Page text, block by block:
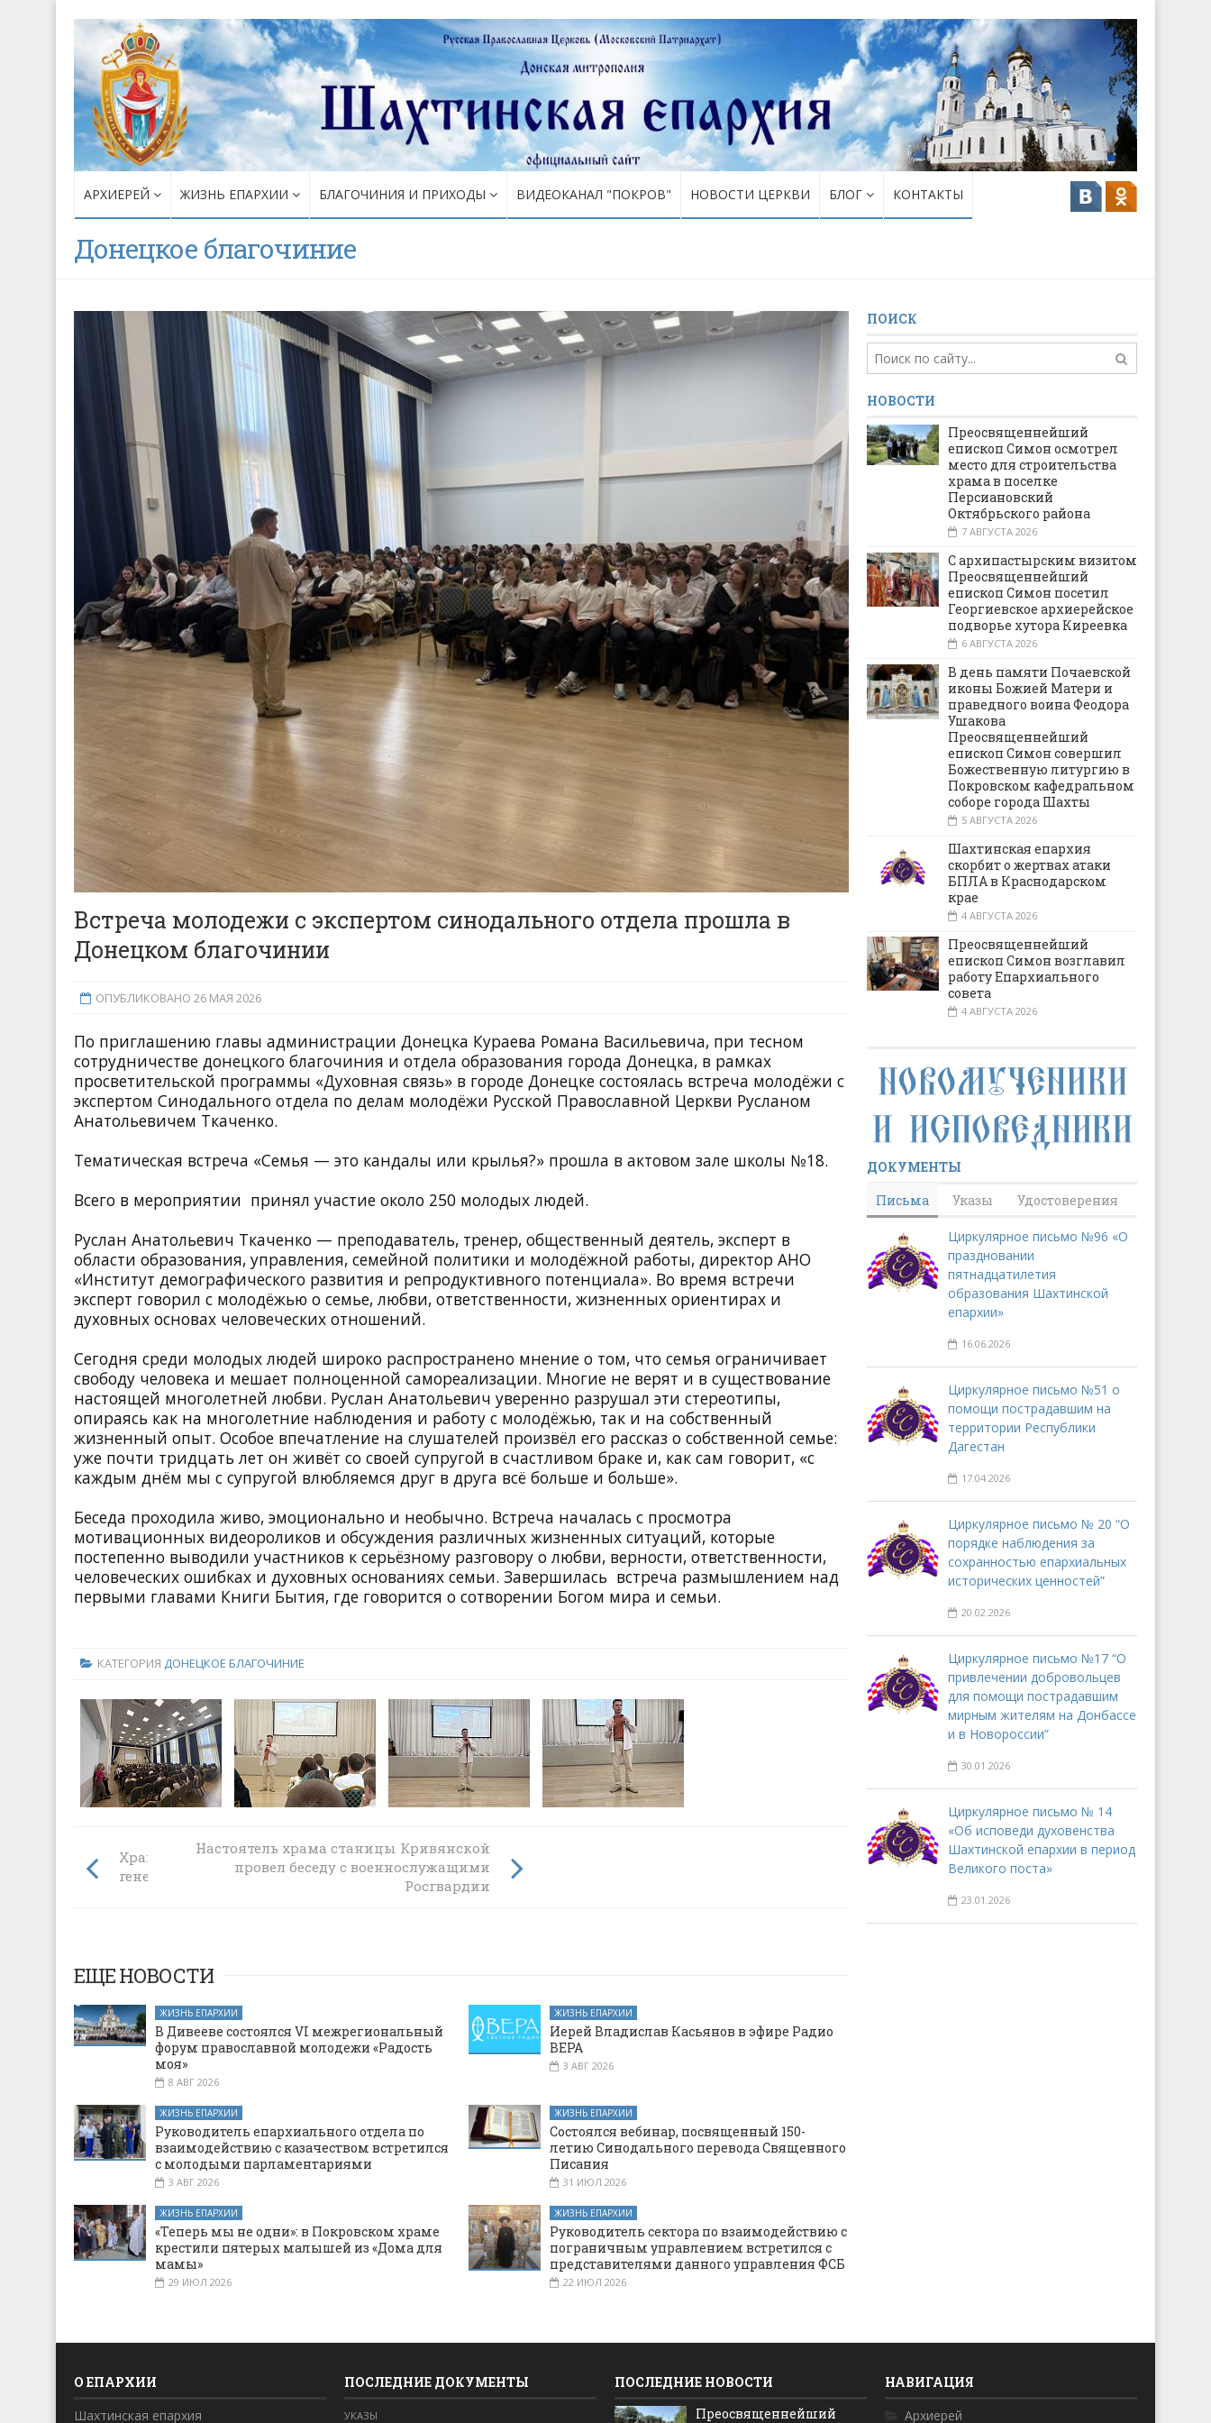
АРХИЕРЕЙ ЖИЗНЬ ЕПАРХИИ БЛАГОЧИНИЯ И ПРИХОДЫ ВИДЕОКАНАЛ "ПОКРОВ" НОВОСТИ ЦЕРКВИ БЛОГ КОНТАКТЫ
Донецкое благочиние
Встреча молодежи с экспертом синодального отдела прошла в
Донецком благочинии
ОПУБЛИКОВАНО 26 МАЯ 2026
По приглашению главы администрации Донецка Кураева Романа Васильевича, при тесном
сотрудничестве донецкого благочиния и отдела образования города Донецка, в рамках
просветительской программы «Духовная связь» в городе Донецке состоялась встреча молодёжи с
экспертом Синодального отдела по делам молодёжи Русской Православной Церкви Русланом
Анатольевичем Ткаченко.
Тематическая встреча «Семья — это кандалы или крылья?» прошла в актовом зале школы №18.
Всего в мероприятии принял участие около 250 молодых людей.
Руслан Анатольевич Ткаченко — преподаватель, тренер, общественный деятель, эксперт в
области образования, управления, семейной политики и молодёжной работы, директор АНО
«Институт демографического развития и репродуктивного потенциала». Во время встречи
эксперт говорил с молодёжью о семье, любви, ответственности, жизненных ориентирах и
духовных основах человеческих отношений.
Сегодня среди молодых людей широко распространено мнение о том, что семья ограничивает
свободу человека и мешает полноценной самореализации. Многие не верят и в существование
настоящей многолетней любви. Руслан Анатольевич уверенно разрушал эти стереотипы,
опираясь как на многолетние наблюдения и работу с молодёжью, так и на собственный
жизненный опыт. Особое впечатление на слушателей произвёл его рассказ о собственной семье:
уже почти тридцать лет он живёт со своей супругой в счастливом браке и, как сам говорит, «с
каждым днём мы с супругой влюбляемся друг в друга всё больше и больше».
Беседа проходила живо, эмоционально и необычно. Встреча началась с просмотра
мотивационных видеороликов и обсуждения различных жизненных ситуаций, которые
постепенно выводили участников к серьёзному разговору о любви, верности, ответственности,
человеческих ошибках и духовных основаниях семьи. Завершилась встреча размышлением над
первыми главами Книги Бытия, где говорится о сотворении Богом мира и семьи.
КАТЕГОРИЯ ДОНЕЦКОЕ БЛАГОЧИНИЕ
Храм в Багаевской посетил Герой России
генерал-майор Сергей Липовой
Настоятель храма станицы Кривянской
провел беседу с военнослужащими
Росгвардии
ЕЩЕ НОВОСТИ
ЖИЗНЬ ЕПАРХИИ
В Дивееве состоялся VI межрегиональный
форум православной молодежи «Радость
моя»
8 АВГ 2026
ЖИЗНЬ ЕПАРХИИ
Иерей Владислав Касьянов в эфире Радио
ВЕРА
3 АВГ 2026
ЖИЗНЬ ЕПАРХИИ
Руководитель епархиального отдела по
взаимодействию с казачеством встретился
с молодыми парламентариями
3 АВГ 2026
ЖИЗНЬ ЕПАРХИИ
Состоялся вебинар, посвященный 150-
летию Синодального перевода Священного
Писания
31 ИЮЛ 2026
ЖИЗНЬ ЕПАРХИИ
«Теперь мы не одни»: в Покровском храме
крестили пятерых малышей из «Дома для
мамы»
29 ИЮЛ 2026
ЖИЗНЬ ЕПАРХИИ
Руководитель сектора по взаимодействию с
пограничным управлением встретился с
представителями данного управления ФСБ
22 ИЮЛ 2026
ПОИСК
НОВОСТИ
Преосвященнейший
епископ Симон осмотрел
место для строительства
храма в поселке
Персиановский
Октябрьского района
7 АВГУСТА 2026
С архипастырским визитом
Преосвященнейший
епископ Симон посетил
Георгиевское архиерейское
подворье хутора Киреевка
6 АВГУСТА 2026
В день памяти Почаевской
иконы Божией Матери и
праведного воина Феодора
Ушакова
Преосвященнейший
епископ Симон совершил
Божественную литургию в
Покровском кафедральном
соборе города Шахты
5 АВГУСТА 2026
Шахтинская епархия
скорбит о жертвах атаки
БПЛА в Краснодарском
крае
4 АВГУСТА 2026
Преосвященнейший
епископ Симон возглавил
работу Епархиального
совета
4 АВГУСТА 2026
ДОКУМЕНТЫ
Письма
Указы Удостоверения
Циркулярное письмо №96 «О
праздновании
пятнадцатилетия
образования Шахтинской
епархии»
16.06.2026
Циркулярное письмо №51 о
помощи пострадавшим на
территории Республики
Дагестан
17.04.2026
Циркулярное письмо № 20 “О
порядке наблюдения за
сохранностью епархиальных
исторических ценностей”
20.02.2026
Циркулярное письмо №17 “О
привлечении добровольцев
для помощи пострадавшим
мирным жителям на Донбассе
и в Новороссии”
30.01.2026
Циркулярное письмо № 14
«Об исповеди духовенства
Шахтинской епархии в период
Великого поста»
23.01.2026
О ЕПАРХИИ
Шахтинская епархия
ПОСЛЕДНИЕ ДОКУМЕНТЫ
УКАЗЫ
ПОСЛЕДНИЕ НОВОСТИ
Преосвященнейший
НАВИГАЦИЯ
Архиерей